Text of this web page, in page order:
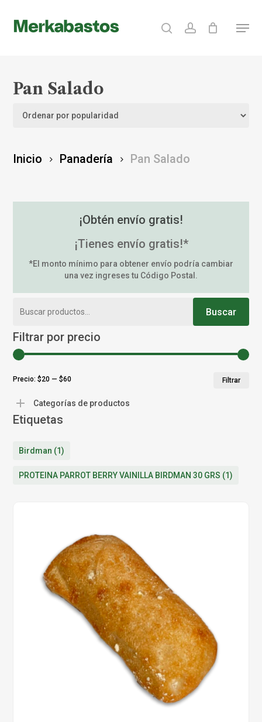
searchaccount Menu
Pan Salado
Inicio Panadería Pan Salado
¡Obtén envío gratis!
¡Tienes envío gratis!*
*El monto mínimo para obtener envío podría cambiar
una vez ingreses tu Código Postal.
Buscar
Buscar
Filtrar por precio
Filtrar
Precio:$20 —$60
Categorías de productos
Etiquetas
Birdman (1)
PROTEINA PARROT BERRY VAINILLA BIRDMAN 30 GRS (1)
Close